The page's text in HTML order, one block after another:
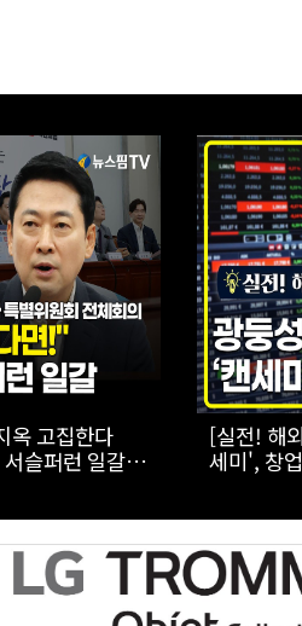
...李대통령,
삼정검 수치 직
[실전! 해
AADX의